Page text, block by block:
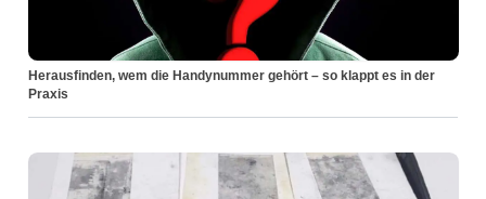
Herausfinden, wem die Handynummer gehört – so klappt es in der
Praxis